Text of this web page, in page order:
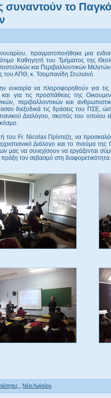
συναντούν το
πραγματοποιήθηκε μια
Καθηγητή του Τμήματος της
και Περιβαλλοντικών
του ΑΠΘ, κ. Τσομπανίδη Στυλιανό.
ευκαιρία να πληροφορηθούν για
για τις προσπάθειες της
περιβαλλοντικών και
διεξοδικά τις δράσεις του ΠΣΕ,
Διαλόγου, σκοπός του οποίου
του Fr. Nicolas Πρίντεζη, να
Διάλογο και το πνεύμα
μας να συνεχίσουν να εργάζονται
τον σεβασμό στη διαφορετικότητα.
Νέα Λυκείου